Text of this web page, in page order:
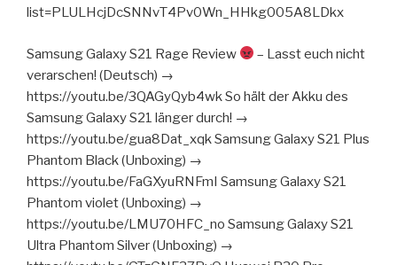
list=PLULHcjDcSNNvT4Pv0Wn_HHkg005A8LDkx
Samsung Galaxy S21 Rage Review
– Lasst euch nicht
verarschen! (Deutsch) →
https://youtu.be/3QAGyQyb4wk So hält der Akku des
Samsung Galaxy S21 länger durch! →
https://youtu.be/gua8Dat_xqk Samsung Galaxy S21 Plus
Phantom Black (Unboxing) →
https://youtu.be/FaGXyuRNFmI Samsung Galaxy S21
Phantom violet (Unboxing) →
https://youtu.be/LMU70HFC_no Samsung Galaxy S21
Ultra Phantom Silver (Unboxing) →